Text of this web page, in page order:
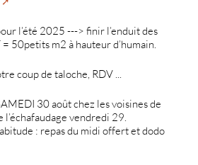
l’été 2025 ---> finir l’enduit des
50petits m2 à hauteur d’humain.
coup de taloche, RDV ...
30 août chez les voisines de
vendredi 29.
: repas du midi offert et dodo